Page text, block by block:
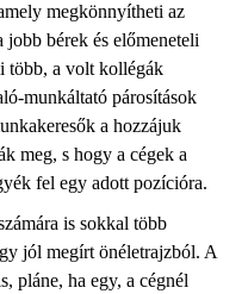
megkönnyítheti az
jobb bérek és előmeneteli
több, a volt kollégák
munkáltató párosítások
a hozzájuk
meg, s hogy a cégek a
fel egy adott pozícióra.
is sokkal több
jól megírt önéletrajzból. A
pláne, ha egy, a cégnél